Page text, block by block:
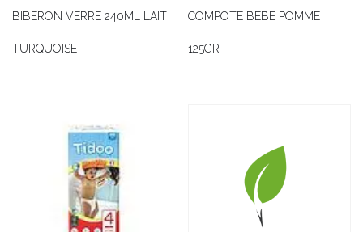
BIBERON VERRE 240ML LAIT
TURQUOISE
COMPOTE BEBE POMME
125GR